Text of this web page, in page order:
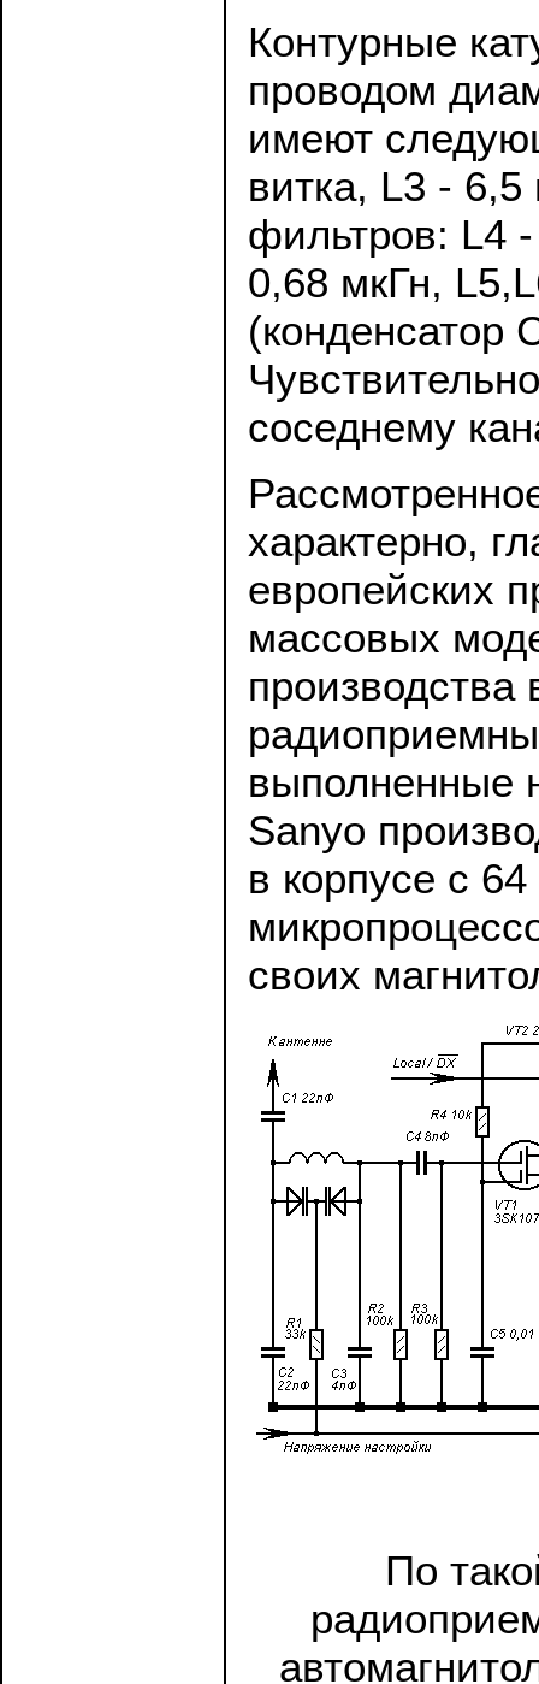
Контурные
проводом
имеют
витка, L3 - 6,5
фильтров: L4
0,68 мкГн,
(конденсатор
соседнему
характерно,
европейских
массовых
выполненные
Sanyo
в корпусе с
своих
По